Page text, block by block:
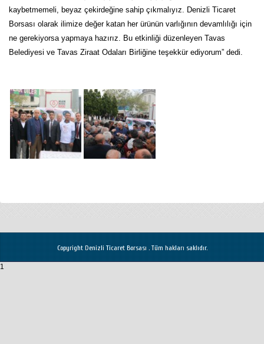
kaybetmemeli, beyaz çekirdeğine sahip çıkmalıyız. Denizli Ticaret
Borsası olarak ilimize değer katan her ürünün varlığının devamlılığı için
ne gerekiyorsa yapmaya hazırız. Bu etkinliği düzenleyen Tavas
Belediyesi ve Tavas Ziraat Odaları Birliğine teşekkür ediyorum” dedi.
Copyright Denizli Ticaret Borsası . Tüm hakları saklıdır.
1